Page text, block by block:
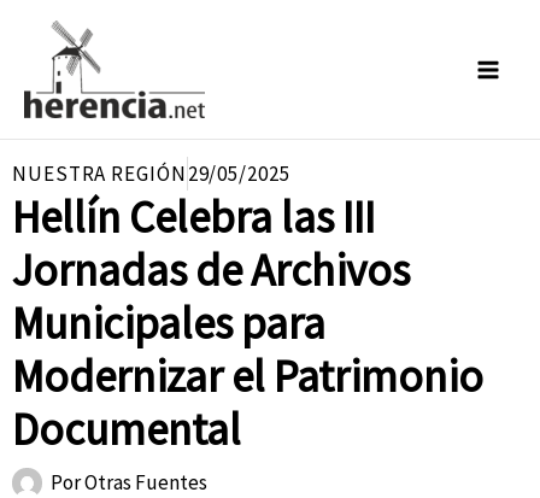
contenido
NUESTRA REGIÓN29/05/2025
Hellín Celebra las III
Jornadas de Archivos
Municipales para
Modernizar el Patrimonio
Documental
PorOtras Fuentes